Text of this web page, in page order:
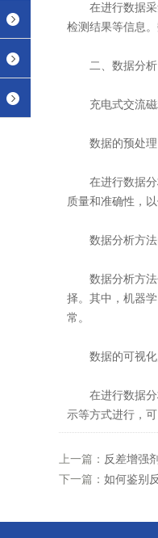
在进行数据采
检测结果等信息
二、数据分析
充电式交流磁
数据的预处理
在进行数据分
质量和准确性，
数据分析方法
数据分析方法
择。其中，机器
常。
数据的可视化
在进行数据分
示等方式进行，
上一篇： 反差增强
下一篇： 如何鉴别